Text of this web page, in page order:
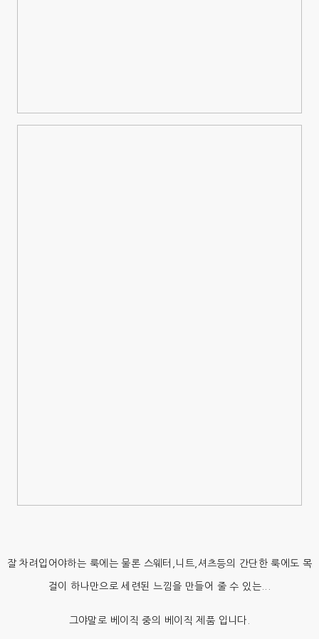
잘 차려입어야하는 룩에는 물론 스웨터,니트,셔츠등의 간단한 룩에도 목
걸이 하나만으로 세련된 느낌을 만들어 줄 수 있는...
그야말로 베이직 중의 베이직 제품 입니다.